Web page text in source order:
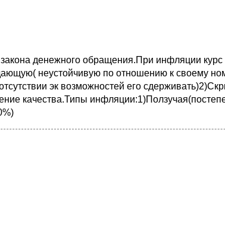
денежного обращения.При инфляции
неустойчивую по отношению к своему
эк возможностей его
качества.Типы